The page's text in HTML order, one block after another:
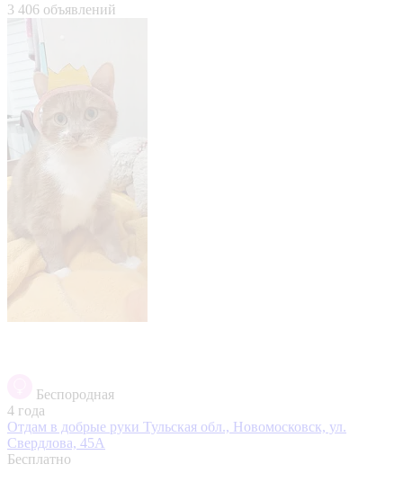
3 406 объявлений
Беспородная
4 года
Отдам в добрые руки Тульская обл., Новомосковск, ул.
Свердлова, 45А
Бесплатно